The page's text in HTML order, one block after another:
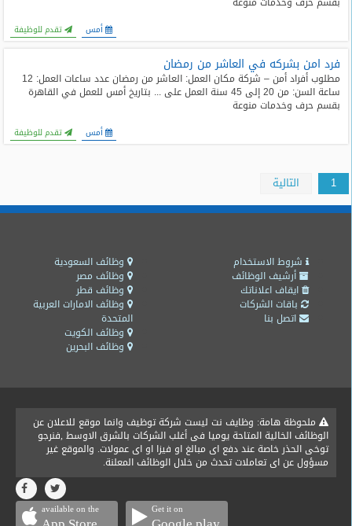
أمس تقدم للوظيفة
فرد امن بشركه في العاشر من رمضان
مطلوب أفراد أمن – شركة مكان العمل: العاشر من رمضان عدد ساعات العمل: 12
ساعة السن: من 20 إلى 45 سنة العمل على ... بتاريخ أمس للعمل في القاهرة
بقسم حرف وخدمات منوعة
أمس تقدم للوظيفة
1 التالية
وظائف السعودية
وظائف مصر
وظائف قطر
وظائف الامارات العربية
المتحدة
وظائف الكويت
وظائف البحرين
شروط الاستخدام
أرشيف الوظائف
ايقاف اعلاناتك
باقات الشركات
اتصل بنا
ملحوظة هامة: وظايف نت ليست شركة توظيف وانما موقع للاعلان عن
الوظائف الخالية المتاحة يوميا فى أغلب الشركات بالشرق الاوسط ,فنرجو
توخى الحذر خاصة عند دفع اى مبالغ او فيزا او اى عمولات. والموقع غير
مسؤول عن اى تعاملات تحدث من خلال الوظائف المعلنة.
available on the Get it on